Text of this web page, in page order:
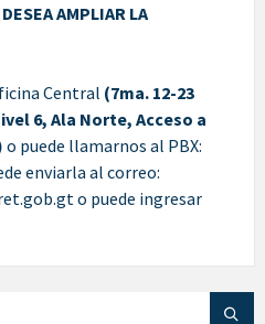
AMPLIAR LA
Central (7ma. 12-23
6, Ala Norte, Acceso a
o puede llamarnos al PBX:
enviarla al correo:
o puede ingresar